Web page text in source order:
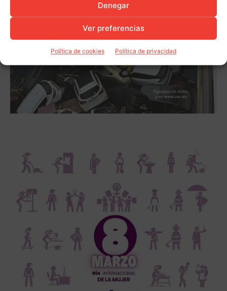
Denegar
Ver preferencias
Política de cookies Política de privacidad